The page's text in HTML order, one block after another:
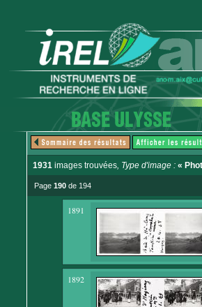
1931 images trouvées, Type d'image : «
Page 190 de 194
1891
1892